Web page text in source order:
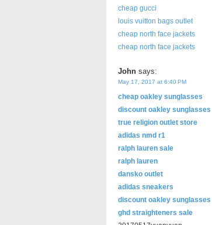
cheap gucci
louis vuitton bags outlet
cheap north face jackets
cheap north face jackets
John says:
May 17, 2017 at 6:40 PM
cheap oakley sunglasses
discount oakley sunglasses
true religion outlet store
adidas nmd r1
ralph lauren sale
ralph lauren
dansko outlet
adidas sneakers
discount oakley sunglasses
ghd straighteners sale